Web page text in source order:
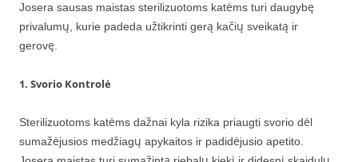
Josera sausas maistas sterilizuotoms katėms turi daugybę
privalumų, kurie padeda užtikrinti gerą kačių sveikatą ir
gerovę.
1. Svorio Kontrolė
Sterilizuotoms katėms dažnai kyla rizika priaugti svorio dėl
sumažėjusios medžiagų apykaitos ir padidėjusio apetito.